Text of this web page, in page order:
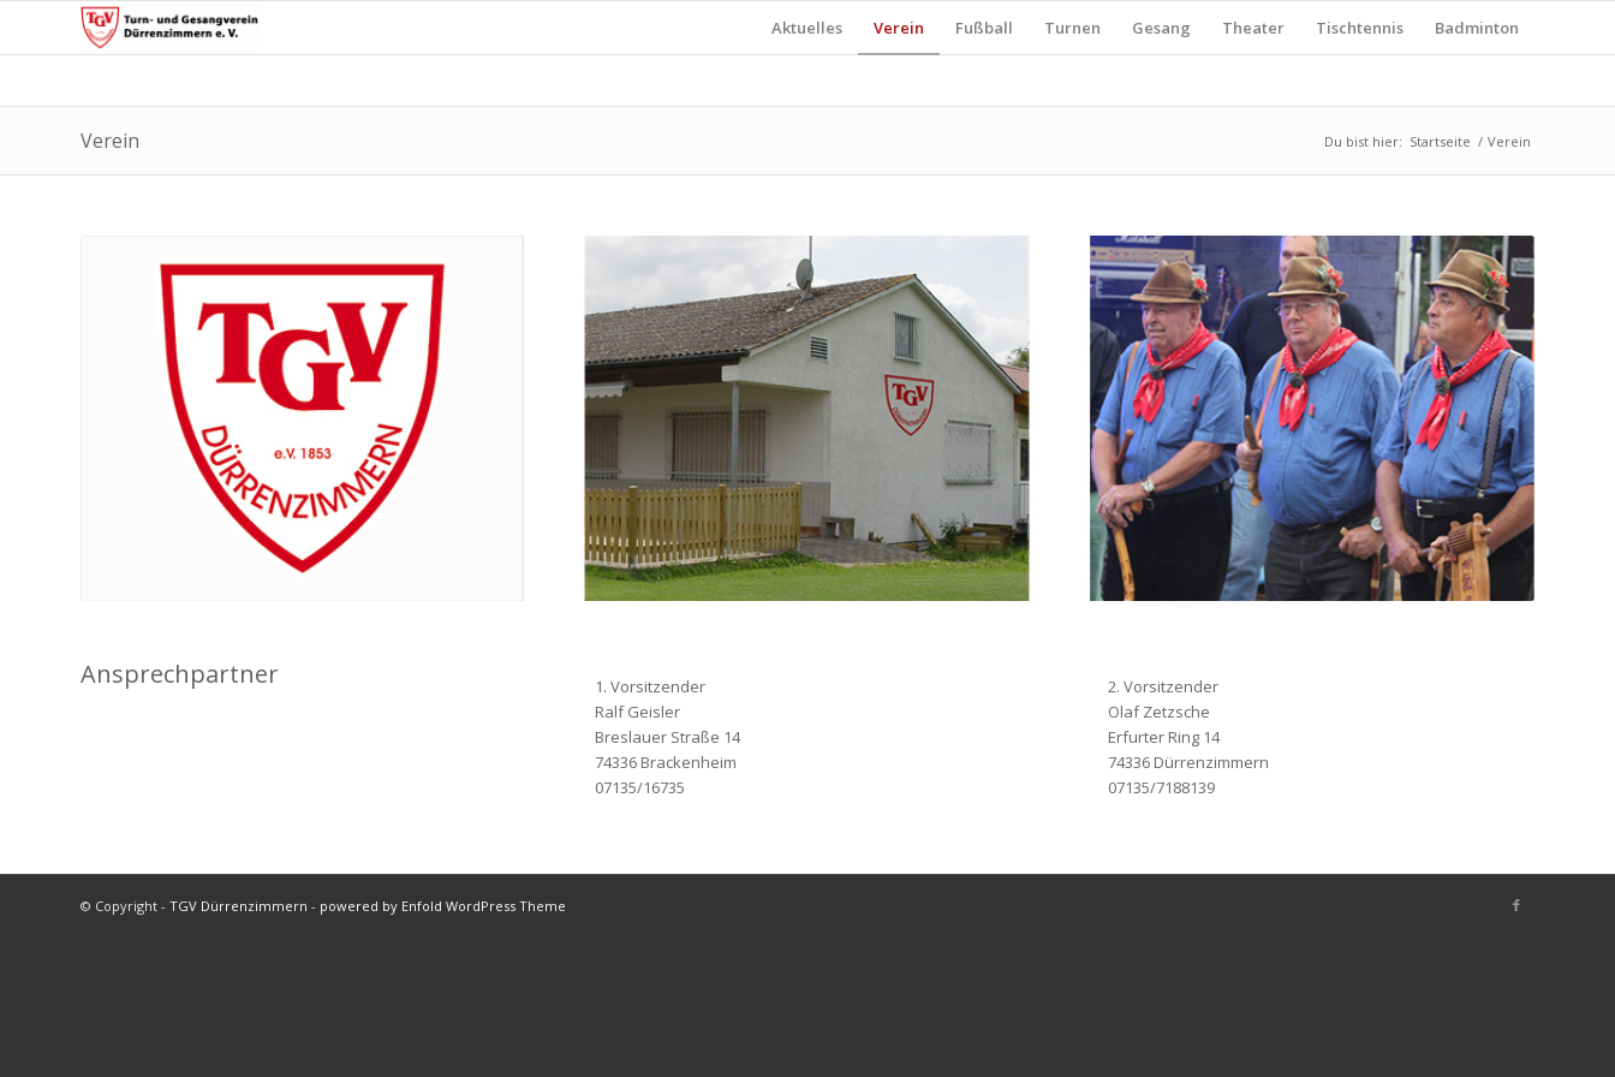
Aktuelles Verein Fußball Turnen Gesang Theater Tischtennis Badminton
Verein Du bist hier: Startseite / Verein
Ansprechpartner
1. Vorsitzender
Ralf Geisler
Breslauer Straße 14
74336 Brackenheim
07135/16735
2. Vorsitzender
Olaf Zetzsche
Erfurter Ring 14
74336 Dürrenzimmern
07135/7188139
© Copyright - TGV Dürrenzimmern - powered by Enfold WordPress Theme